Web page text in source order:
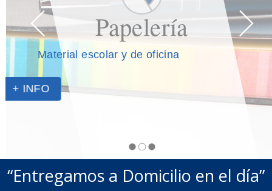
Papelería
Material escolar y de oficina
Especialistas en máquinas de oficina
+ INFO
Suministros de impresión
“Entregamos a Domicilio en el día”